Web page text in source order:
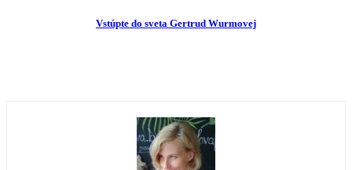
Vstúpte do sveta Gertrud Wurmovej